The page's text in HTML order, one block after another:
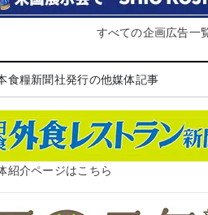
すべての企画広告一
食糧新聞社発行の他媒体記事
紹介ページはこちら